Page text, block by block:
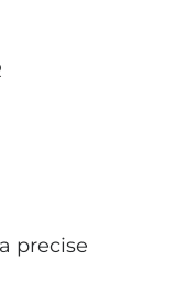
precise